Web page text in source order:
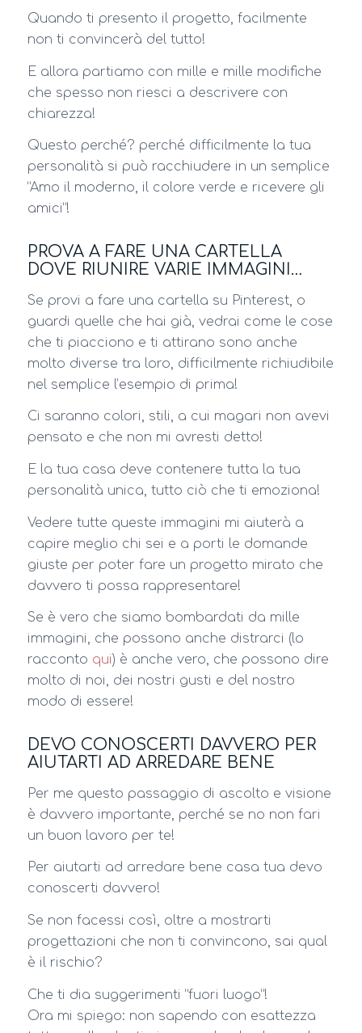
Quando ti presento il progetto, facilmente
non ti convincerà del tutto!
E allora partiamo con mille e mille modifiche
che spesso non riesci a descrivere con
chiarezza!
Questo perché? perché difficilmente la tua
personalità si può racchiudere in un semplice
“Amo il moderno, il colore verde e ricevere gli
amici”!
PROVA A FARE UNA CARTELLA
DOVE RIUNIRE VARIE IMMAGINI…
Se provi a fare una cartella su Pinterest, o
guardi quelle che hai già, vedrai come le cose
che ti piacciono e ti attirano sono anche
molto diverse tra loro, difficilmente richiudibile
nel semplice l’esempio di prima!
Ci saranno colori, stili, a cui magari non avevi
pensato e che non mi avresti detto!
E la tua casa deve contenere tutta la tua
personalità unica, tutto ciò che ti emoziona!
Vedere tutte queste immagini mi aiuterà a
capire meglio chi sei e a porti le domande
giuste per poter fare un progetto mirato che
davvero ti possa rappresentare!
Se è vero che siamo bombardati da mille
immagini, che possono anche distrarci (lo
racconto qui) è anche vero, che possono dire
molto di noi, dei nostri gusti e del nostro
modo di essere!
DEVO CONOSCERTI DAVVERO PER
AIUTARTI AD ARREDARE BENE
Per me questo passaggio di ascolto e visione
è davvero importante, perché se no non fari
un buon lavoro per te!
Per aiutarti ad arredare bene casa tua devo
conoscerti davvero!
Se non facessi così, oltre a mostrarti
progettazioni che non ti convincono, sai qual
è il rischio?
Che ti dia suggerimenti “fuori luogo”!
Ora mi spiego: non sapendo con esattezza